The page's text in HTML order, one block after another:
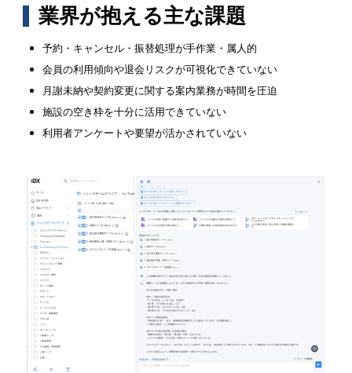
業界が抱える主な課題
予約・キャンセル・振替処理が手作業・属人的
会員の利用傾向や退会リスクが可視化できていない
月謝未納や契約変更に関する案内業務が時間を圧迫
施設の空き枠を十分に活用できていない
利用者アンケートや要望が活かされていない